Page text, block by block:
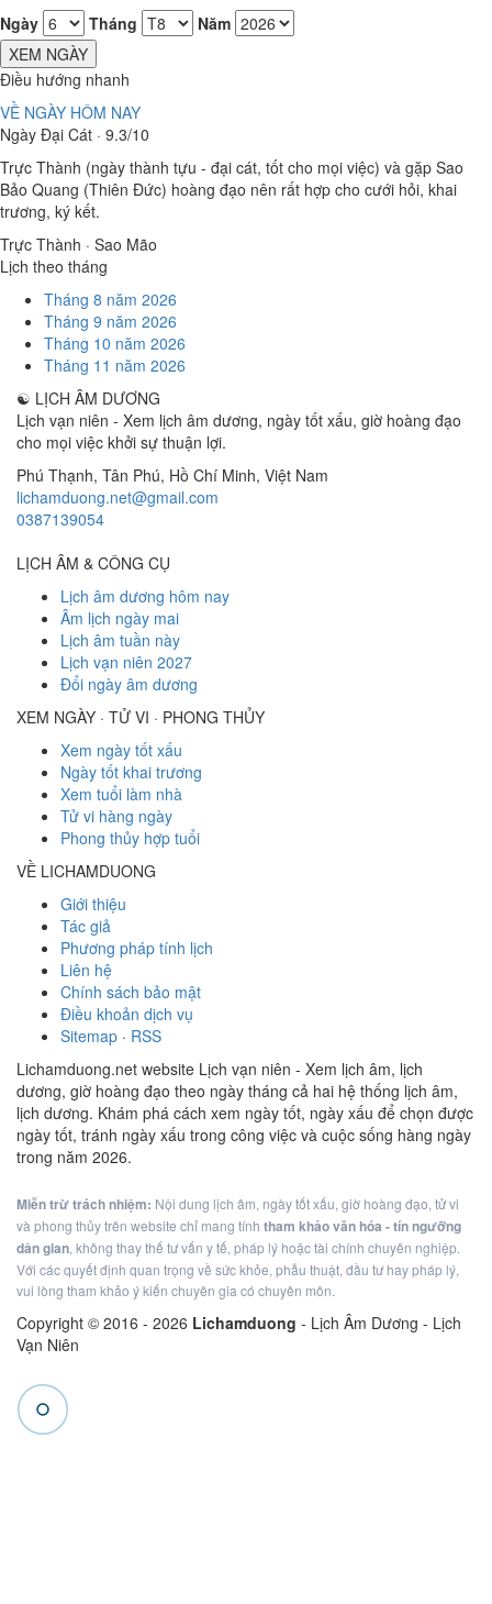
Ngày
Tháng
Năm
XEM NGÀY
Điều hướng nhanh
VỀ NGÀY HÔM NAY
Ngày Đại Cát · 9.3/10
Trực Thành (ngày thành tựu - đại cát, tốt cho mọi việc) và gặp Sao
Bảo Quang (Thiên Đức) hoàng đạo nên rất hợp cho cưới hỏi, khai
trương, ký kết.
Trực Thành · Sao Mão
Lịch theo tháng
Tháng 8 năm 2026
Tháng 9 năm 2026
Tháng 10 năm 2026
Tháng 11 năm 2026
☯ LỊCH ÂM DƯƠNG
Lịch vạn niên - Xem lịch âm dương, ngày tốt xấu, giờ hoàng đạo
cho mọi việc khởi sự thuận lợi.
Phú Thạnh, Tân Phú, Hồ Chí Minh, Việt Nam
lichamduong.net@gmail.com
0387139054
LỊCH ÂM & CÔNG CỤ
Lịch âm dương hôm nay
Âm lịch ngày mai
Lịch âm tuần này
Lịch vạn niên 2027
Đổi ngày âm dương
XEM NGÀY · TỬ VI · PHONG THỦY
Xem ngày tốt xấu
Ngày tốt khai trương
Xem tuổi làm nhà
Tử vi hàng ngày
Phong thủy hợp tuổi
VỀ LICHAMDUONG
Giới thiệu
Tác giả
Phương pháp tính lịch
Liên hệ
Chính sách bảo mật
Điều khoản dịch vụ
Sitemap · RSS
Lichamduong.net website Lịch vạn niên - Xem lịch âm, lịch
dương, giờ hoàng đạo theo ngày tháng cả hai hệ thống lịch âm,
lịch dương. Khám phá cách xem ngày tốt, ngày xấu để chọn được
ngày tốt, tránh ngày xấu trong công việc và cuộc sống hàng ngày
trong năm 2026.
Miễn trừ trách nhiệm: Nội dung lịch âm, ngày tốt xấu, giờ hoàng đạo, tử vi
và phong thủy trên website chỉ mang tính tham khảo văn hóa - tín ngưỡng
dân gian, không thay thế tư vấn y tế, pháp lý hoặc tài chính chuyên nghiệp.
Với các quyết định quan trọng về sức khỏe, phẫu thuật, đầu tư hay pháp lý,
vui lòng tham khảo ý kiến chuyên gia có chuyên môn.
Copyright © 2016 - 2026 Lichamduong - Lịch Âm Dương - Lịch
Vạn Niên